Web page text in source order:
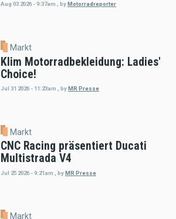
Aug 03 2026 - 9:37am byMotorradreporter
Markt
Klim Motorradbekleidung: Ladies'
Choice!
Jul 31 2026 - 11:23am byMR Presse
Markt
CNC Racing präsentiert Ducati
Multistrada V4
Jul 25 2026 - 9:21am byMR Presse
Markt